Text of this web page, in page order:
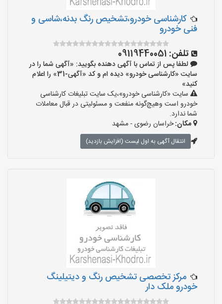
کارشناسی خودرو،تشخیص رنگ بدنه،شاسی و
فنی خودرو
تلفن: 09119440051
لطفا پس از تماس با آگهی دهنده بگویید: «آگهی شما را در
سایت «کارشناسی خودرو» دیده ام و کد «آگهی-31» را اعلام
کنید»
سایت «کارشناسی خودرو»،یک سایت تبلیغات کارشناسی
خودرو است وهیچ‌گونه منفعت و مسئولیتی در قبال معاملات
شما ندارد.
مکان:خراسان رضوی - مشهد
انتقال آگهی به اول لیست (افزایش بازدید)
مرکز تخصصی تشخیص رنگ و دیتیلینگ
خودرو ملک دار